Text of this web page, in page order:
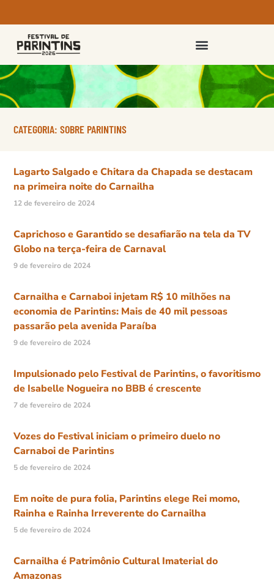
CATEGORIA: SOBRE PARINTINS
Lagarto Salgado e Chitara da Chapada se destacam
na primeira noite do Carnailha
12 de fevereiro de 2024
Caprichoso e Garantido se desafiarão na tela da TV
Globo na terça-feira de Carnaval
9 de fevereiro de 2024
Carnailha e Carnaboi injetam R$ 10 milhões na
economia de Parintins: Mais de 40 mil pessoas
passarão pela avenida Paraíba
9 de fevereiro de 2024
Impulsionado pelo Festival de Parintins, o favoritismo
de Isabelle Nogueira no BBB é crescente
7 de fevereiro de 2024
Vozes do Festival iniciam o primeiro duelo no
Carnaboi de Parintins
5 de fevereiro de 2024
Em noite de pura folia, Parintins elege Rei momo,
Rainha e Rainha Irreverente do Carnailha
5 de fevereiro de 2024
Carnailha é Patrimônio Cultural Imaterial do
Amazonas